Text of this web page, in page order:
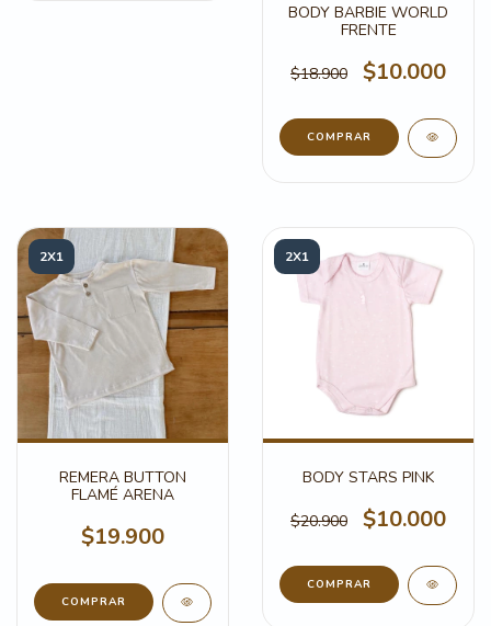
BODY BARBIE WORLD
FRENTE
$18.900 $10.000
COMPRAR
2X1
REMERA BUTTON
FLAMÉ ARENA
$19.900
COMPRAR
2X1
BODY STARS PINK
$20.900 $10.000
COMPRAR